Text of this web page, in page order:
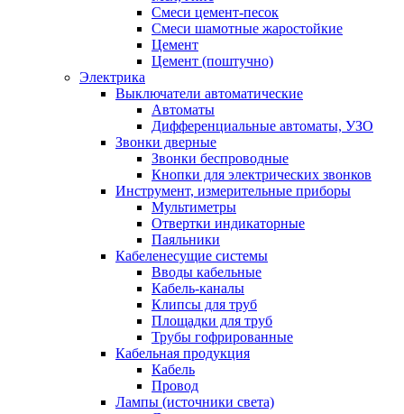
Смеси цемент-песок
Смеси шамотные жаростойкие
Цемент
Цемент (поштучно)
Электрика
Выключатели автоматические
Автоматы
Дифференциальные автоматы, УЗО
Звонки дверные
Звонки беспроводные
Кнопки для электрических звонков
Инструмент, измерительные приборы
Мультиметры
Отвертки индикаторные
Паяльники
Кабеленесущие системы
Вводы кабельные
Кабель-каналы
Клипсы для труб
Площадки для труб
Трубы гофрированные
Кабельная продукция
Кабель
Провод
Лампы (источники света)